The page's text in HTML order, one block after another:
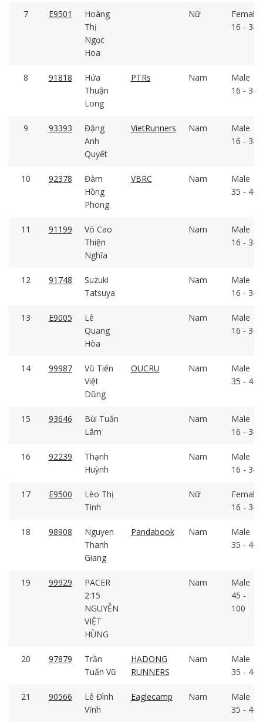
7 E9501
Hoàng
Thị
Ngọc
Hoa
Nữ
Female
16 - 34
8 91818
Hứa
Thuận
Long
PTRs Nam
Male
16 - 34
9 93393
Đặng
Anh
Quyết
VietRunners Nam
Male
16 - 34
10 92378
Đàm
Hồng
Phong
VBRC Nam
Male
35 - 44
11 91199
Võ Cao
Thiện
Nghĩa
Nam
Male
16 - 34
12 91748
Suzuki
Tatsuya
Nam
Male
16 - 34
13 E9005
Lê
Quang
Hòa
Nam
Male
16 - 34
14 99987
Vũ Tiến
Việt
Dũng
OUCRU Nam
Male
35 - 44
15 93646
Bùi Tuấn
Lâm
Nam
Male
16 - 34
16 92239
Thạnh
Huỳnh
Nam
Male
16 - 34
17 E9500
Lèo Thị
Tình
Nữ
Female
16 - 34
18 98908
Nguyen
Thanh
Giang
Pandabook Nam
Male
35 - 44
19 99929
PACER
2:15
NGUYỄN
VIỆT
HÙNG
Nam
Male
45 -
100
20 97879
Trần
Tuấn Vũ
HADONG
RUNNERS
Nam
Male
35 - 44
21 90566
Lê Đình
Vĩnh
Eaglecamp Nam
Male
35 - 44